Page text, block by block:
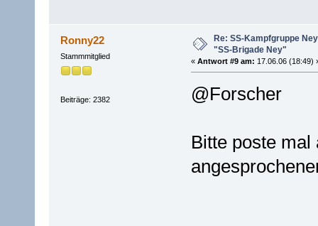
Ronny22
Stammmitglied
Beiträge: 2382
Re: SS-Kampfgruppe
"SS-Brigade Ney"
« Antwort #9 am: 17.06.06 (18:49)
@Forscher
Bitte poste